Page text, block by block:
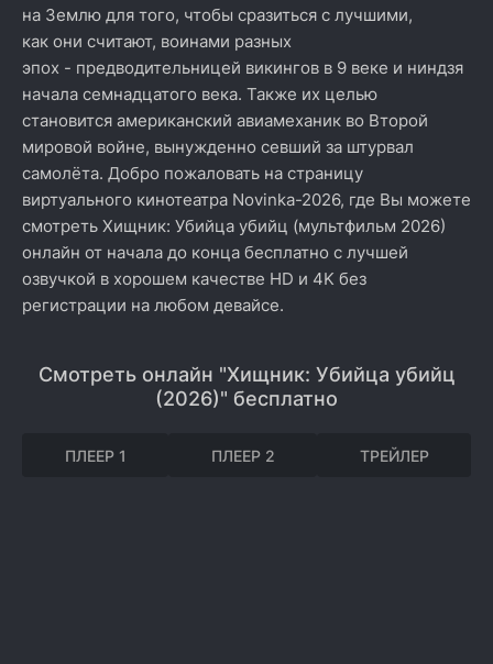
на Землю для того, чтобы сразиться с лучшими,
как они считают, воинами разных
эпох - предводительницей викингов в 9 веке и ниндзя
начала семнадцатого века. Также их целью
становится американский авиамеханик во Второй
мировой войне, вынужденно севший за штурвал
самолёта. Добро пожаловать на страницу
виртуального кинотеатра Novinka-2026, где Вы можете
смотреть Хищник: Убийца убийц (мультфильм 2026)
онлайн от начала до конца бесплатно с лучшей
озвучкой в хорошем качестве HD и 4K без
регистрации на любом девайсе.
Смотреть онлайн "Хищник: Убийца убийц
(2026)" бесплатно
ПЛЕЕР 1 ПЛЕЕР 2 ТРЕЙЛЕР